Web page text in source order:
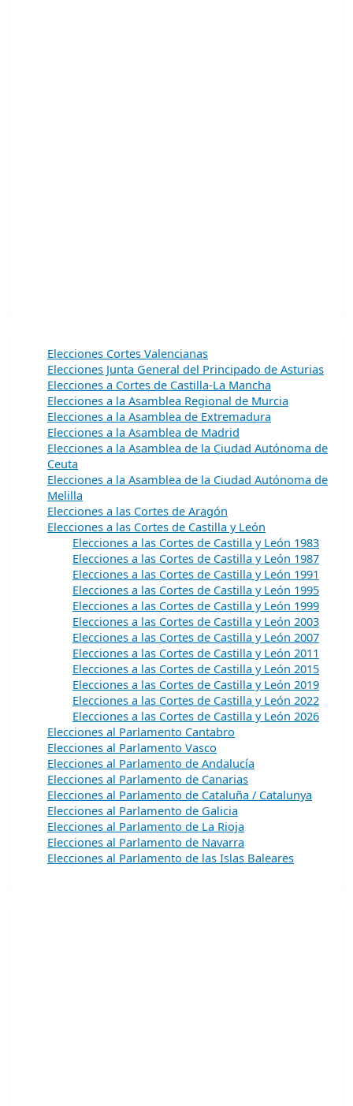
Elecciones Cortes Valencianas
Elecciones Junta General del Principado de Asturias
Elecciones a Cortes de Castilla-La Mancha
Elecciones a la Asamblea Regional de Murcia
Elecciones a la Asamblea de Extremadura
Elecciones a la Asamblea de Madrid
Elecciones a la Asamblea de la Ciudad Autónoma de
Ceuta
Elecciones a la Asamblea de la Ciudad Autónoma de
Melilla
Elecciones a las Cortes de Aragón
Elecciones a las Cortes de Castilla y León
Elecciones a las Cortes de Castilla y León 1983
Elecciones a las Cortes de Castilla y León 1987
Elecciones a las Cortes de Castilla y León 1991
Elecciones a las Cortes de Castilla y León 1995
Elecciones a las Cortes de Castilla y León 1999
Elecciones a las Cortes de Castilla y León 2003
Elecciones a las Cortes de Castilla y León 2007
Elecciones a las Cortes de Castilla y León 2011
Elecciones a las Cortes de Castilla y León 2015
Elecciones a las Cortes de Castilla y León 2019
Elecciones a las Cortes de Castilla y León 2022
Elecciones a las Cortes de Castilla y León 2026
Elecciones al Parlamento Cantabro
Elecciones al Parlamento Vasco
Elecciones al Parlamento de Andalucía
Elecciones al Parlamento de Canarias
Elecciones al Parlamento de Cataluña / Catalunya
Elecciones al Parlamento de Galicia
Elecciones al Parlamento de La Rioja
Elecciones al Parlamento de Navarra
Elecciones al Parlamento de las Islas Baleares